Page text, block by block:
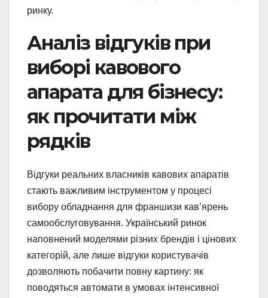
ринку.
Аналіз відгуків при
виборі кавового
апарата для бізнесу:
як прочитати між
рядків
Відгуки реальних власників кавових апаратів
стають важливим інструментом у процесі
вибору обладнання для франшизи кав’ярень
самообслуговування. Український ринок
наповнений моделями різних брендів і цінових
категорій, але лише відгуки користувачів
дозволяють побачити повну картину: як
поводяться автомати в умовах інтенсивної